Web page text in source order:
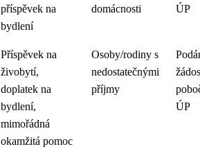
příspěvek na
bydlení
domácnosti
ÚP
Příspěvek na
živobytí,
doplatek na
bydlení,
mimořádná
okamžitá pomoc
Osoby/rodiny s
nedostatečnými
příjmy
ÚP